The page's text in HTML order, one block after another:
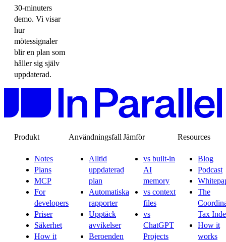
30-minuters
demo. Vi visar
hur
mötessignaler
blir en plan som
håller sig själv
uppdaterad.
Produkt
Notes
Plans
MCP
For
developers
Priser
Säkerhet
How it
Användningsfall
Alltid
uppdaterad
plan
Automatiska
rapporter
Upptäck
avvikelser
Beroenden
Jämför
vs built-in
AI
memory
vs context
files
vs
ChatGPT
Projects
Resources
Blog
Podcast
The
Tax
How it
works